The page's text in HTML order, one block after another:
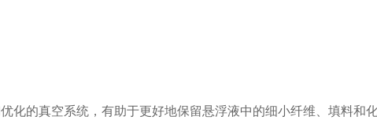
化的真空系统，有助于更好地保留悬浮液中的细小纤维、填料和化